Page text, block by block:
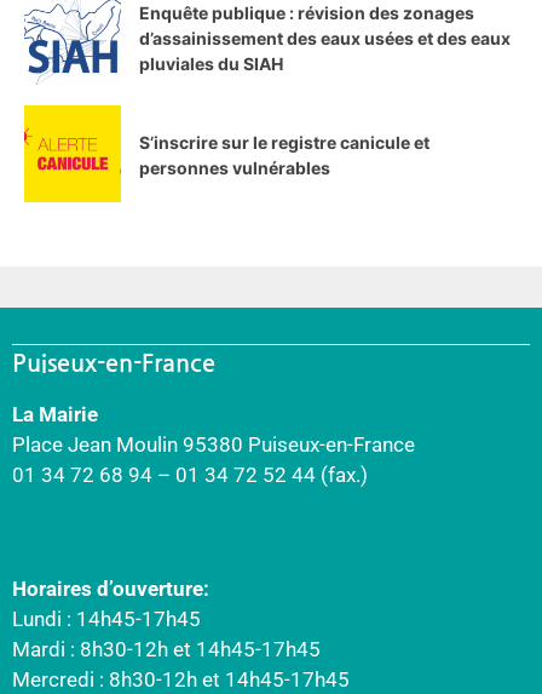
Enquête publique : révision des zonages
d’assainissement des eaux usées et des eaux
pluviales du SIAH
S’inscrire sur le registre canicule et
personnes vulnérables
Puiseux-en-France
La Mairie
Place Jean Moulin 95380 Puiseux-en-France
01 34 72 68 94 – 01 34 72 52 44 (fax.)
Horaires d’ouverture:
Lundi : 14h45-17h45
Mardi : 8h30-12h et 14h45-17h45
Mercredi : 8h30-12h et 14h45-17h45